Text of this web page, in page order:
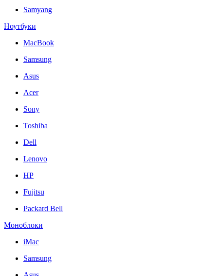
Samyang
Ноутбуки
MacBook
Samsung
Asus
Acer
Sony
Toshiba
Dell
Lenovo
HP
Fujitsu
Packard Bell
Моноблоки
iMac
Samsung